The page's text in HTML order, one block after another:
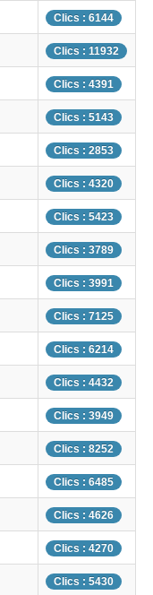
Clics : 6144
Clics : 11932
Clics : 4391
Clics : 5143
Clics : 2853
Clics : 4320
Clics : 5423
Clics : 3789
Clics : 3991
Clics : 7125
Clics : 6214
Clics : 4432
Clics : 3949
Clics : 8252
Clics : 6485
Clics : 4626
Clics : 4270
Clics : 5430